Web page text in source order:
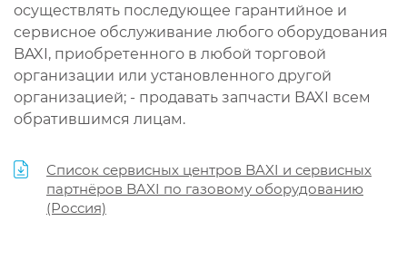
осуществлять последующее гарантийное и
сервисное обслуживание любого оборудования
BAXI, приобретенного в любой торговой
организации или установленного другой
организацией; - продавать запчасти BAXI всем
обратившимся лицам.
Список сервисных центров BAXI и сервисных
партнёров BAXI по газовому оборудованию
(Россия)